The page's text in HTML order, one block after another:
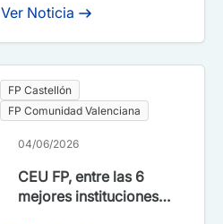
Ver Noticia
FP Castellón
FP Comunidad Valenciana
04/06/2026
CEU FP, entre las 6
mejores instituciones